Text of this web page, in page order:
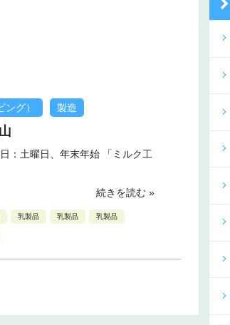
グ） 製造
：土曜日、年末年始 「ミルク工
続きを読む »
乳製品 乳製品 乳製品